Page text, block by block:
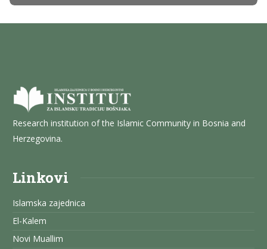
Research institution of the Islamic Community in Bosnia and
Herzegovina.
Linkovi
Islamska zajednica
El-Kalem
Novi Muallim